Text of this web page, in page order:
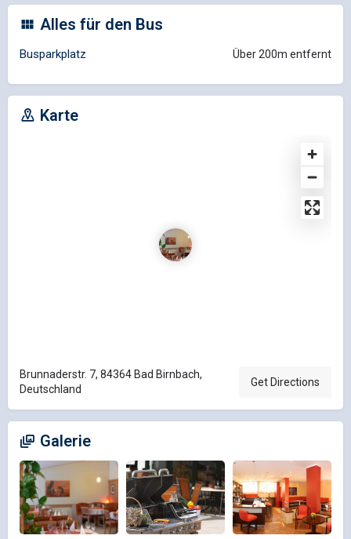
Alles für den Bus
Busparkplatz Über 200m entfernt
Karte
Brunnaderstr. 7, 84364 Bad Birnbach,
Deutschland
Get Directions
Galerie